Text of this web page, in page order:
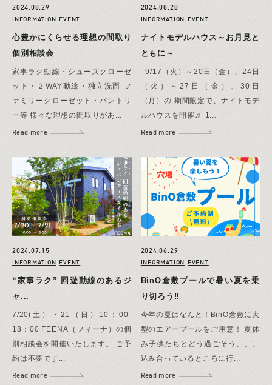
2024.08.29
INFORMATION EVENT
心豊かにくらせる理想の間取り
個別相談会
家事ラク動線・シューズクローゼ
ット・２WAY動線・独立洗面 フ
ァミリークローゼット・パントリ
ー等 様々な理想の間取りがあ...
Read more
2024.08.28
INFORMATION EVENT
ナイトモデルハウス～お月見と
ともに～
9/17（火）～20日（金）、24日
（火）～27日（金）、30日
（月）の 期間限定で、ナイトモデ
ルハウスを開催♬ 1...
Read more
2024.07.15
INFORMATION EVENT
“家事ラク” 回遊動線のあるジ
ャ...
7/20(土）・21（日）10：00-
18：00 FEENA（フィーナ）の個
別相談会を開催いたします。 ご予
約は不要です...
Read more
2024.06.29
INFORMATION EVENT
BinO倉敷プールで暑い夏を乗
り切ろう‼
今年の夏はなんと！BinO倉敷に大
型のエアープールをご用意！ 夏休
み子供たちとどう過ごそう、、、
込み合っているところに行...
Read more